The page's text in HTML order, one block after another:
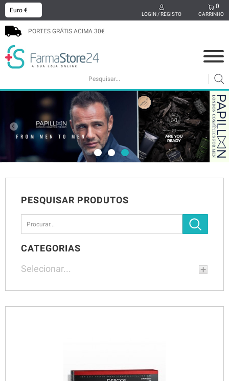
LOGIN / REGISTO CARRINHO
0
PORTES GRÁTIS ACIMA 30€
PESQUISAR PRODUTOS
CATEGORIAS
Selecionar...
x
MAMÃ E BEBÉ
SUPLEMENTOS
CABELO
HIGIENE ORAL
SEXUALIDADE
BEM-ESTAR
MEDICAMENTOS